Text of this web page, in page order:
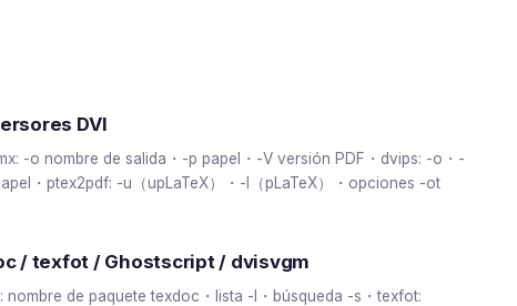
DVI
-o nombre de salida・-p papel・-V versión PDF・dvips: -o・-
・ptex2pdf: -u（upLaTeX）・-l（pLaTeX）・opciones -ot
/ texfot / Ghostscript / dvisvgm
nombre de paquete texdoc・lista -l・búsqueda -s・texfot: